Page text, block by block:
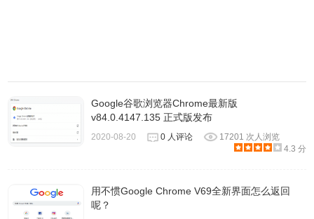
BF01D97D89339DFCBBEE639357EA4FBD6CC383F6
SHA256：
73.0.3683.103.dmg
https://dl.google.com/release2/chrome/
Google谷歌浏览器Chrome最新版
v84.0.4147.135 正式版发布
2020-08-20 0 人评论
17201 次人浏览
4.3 分
用不惯Google Chrome V69全新界面怎么返回
呢？